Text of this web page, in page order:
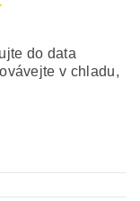
do data
v chladu,